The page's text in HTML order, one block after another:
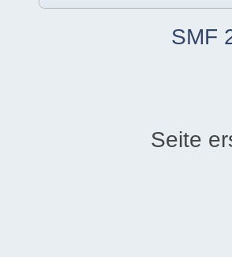
SMF
Seite